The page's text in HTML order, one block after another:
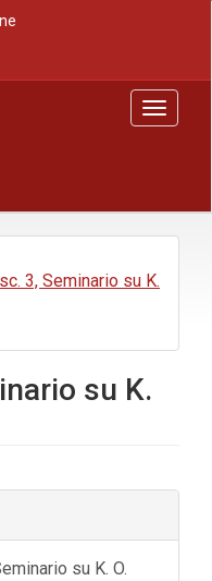
Toggle
3, Seminario su K.
su K.
su K. O.